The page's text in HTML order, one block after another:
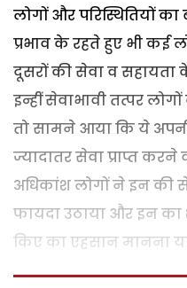
लोगों और परिस्थितियों
प्रभाव के रहते हुए भी कई
दूसरों की सेवा व सहायता
इन्हीं सेवाभावी तत्पर
तो सामने आया कि ये
ज्यादातर सेवा प्राप्त
अधिकांश लोगों ने इन की
फायदा उठाया और इन
किए का एहसान मानना